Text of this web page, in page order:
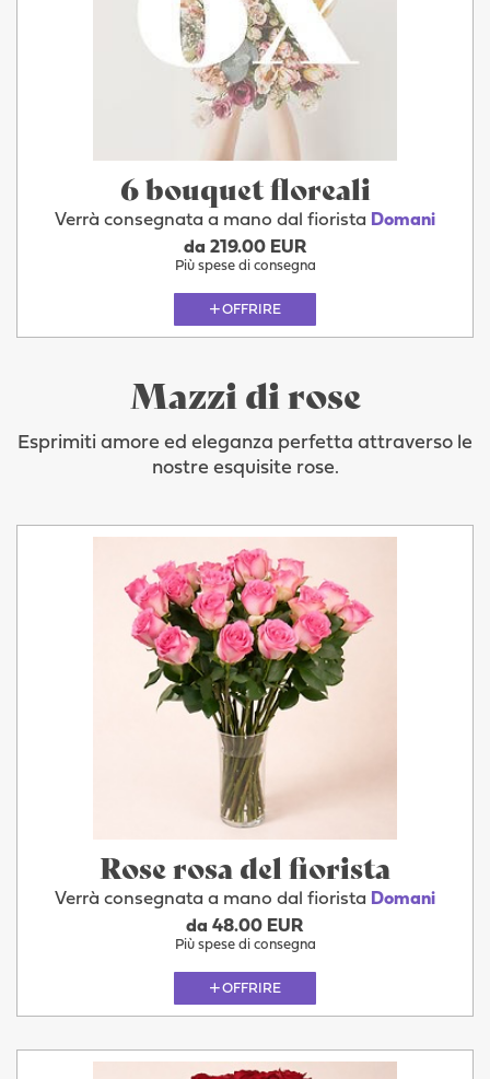
6 bouquet floreali
Verrà consegnata a mano dal fiorista Domani
da 219.00 EUR
Più spese di consegna
OFFRIRE
Mazzi di rose
Esprimiti amore ed eleganza perfetta attraverso le
nostre esquisite rose.
Rose rosa del fiorista
Verrà consegnata a mano dal fiorista Domani
da 48.00 EUR
Più spese di consegna
OFFRIRE